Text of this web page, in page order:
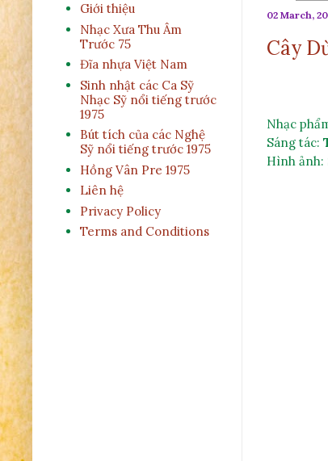
02 March,
Cây
Nhạc
Sáng tác:
Giới thiệu
Nhạc Xưa Thu Âm
Trước 75
Đĩa nhựa Việt Nam
Sinh nhật các Ca Sỹ
Nhạc Sỹ nổi tiếng trước
1975
Bút tích của các Nghệ
Sỹ nổi tiếng trước 1975
Hồng Vân Pre 1975
Liên hệ
Privacy Policy
Terms and Conditions